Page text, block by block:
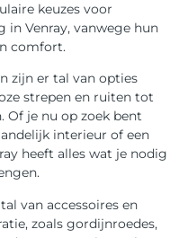
keuzes voor
in Venray, vanwege hun
comfort.
zijn er tal van opties
strepen en ruiten tot
Of je nu op zoek bent
interieur of een
heeft alles wat je nodig
van accessoires en
zoals gordijnroedes,